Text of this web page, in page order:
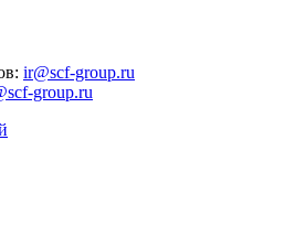
ir@scf-group.ru
group.ru